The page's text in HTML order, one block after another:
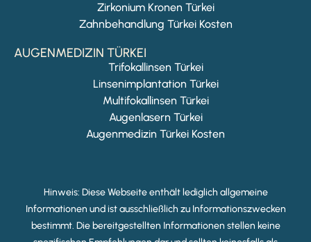
Zirkonium Kronen Türkei
Zahnbehandlung Türkei Kosten
AUGENMEDIZIN TÜRKEI
Trifokallinsen Türkei
Linsenimplantation Türkei
Multifokallinsen Türkei
Augenlasern Türkei
Augenmedizin Türkei Kosten
Hinweis: Diese Webseite enthält lediglich allgemeine
Informationen und ist ausschließlich zu Informationszwecken
bestimmt. Die bereitgestellten Informationen stellen keine